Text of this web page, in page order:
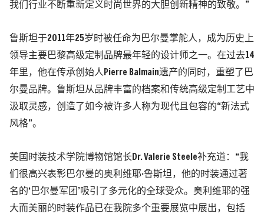
我们行业不断重新定义时尚世界的大胆创新精神的致敬。”
鲁斯坦于2011年25岁时被任命为巴尔曼掌舵人，成为历史上
领导主要巴黎高级定制品牌最年轻的设计师之一。在过去14
年里，他在传承创始人Pierre Balmain遗产的同时，重塑了巴
尔曼品牌。鲁斯坦从品牌丰富的档案和传统高级定制工艺中
汲取灵感，创造了如今被许多人称为现代且包容的“新法式
风格”。
美国时装技术学院博物馆馆长Dr. Valerie Steele补充道：“我
们很高兴表彰巴尔曼的奥利维耶·鲁斯坦，他的时装通过著
名的‘巴尔曼军团’吸引了多元化的全球受众。奥利维耶的强
大而美丽的时装作品已在我院多个重要展览中展出，包括